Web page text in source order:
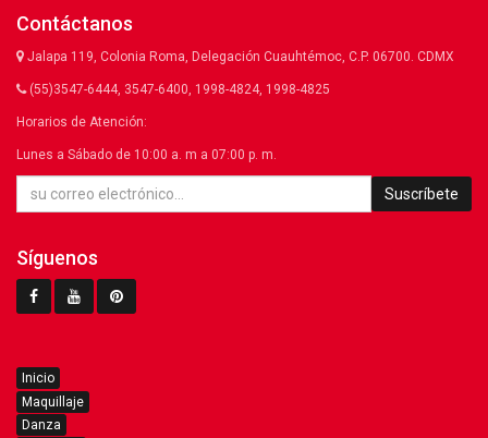
Contáctanos
Jalapa 119, Colonia Roma, Delegación Cuauhtémoc, C.P. 06700. CDMX
(55)3547-6444, 3547-6400, 1998-4824, 1998-4825
Horarios de Atención:
Lunes a Sábado de 10:00 a. m a 07:00 p. m.
Suscríbete
Síguenos
Inicio
Maquillaje
Danza